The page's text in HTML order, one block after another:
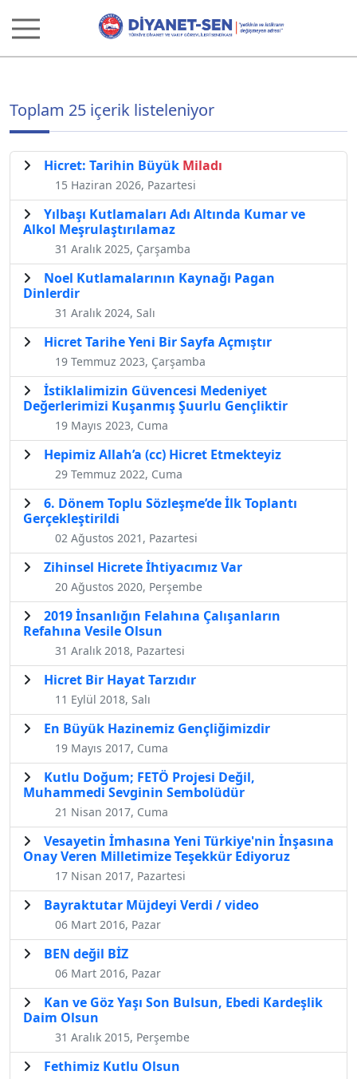
Toplam 25 içerik listeleniyor
Hicret: Tarihin Büyük Miladı
15 Haziran 2026, Pazartesi
Yılbaşı Kutlamaları Adı Altında Kumar ve
Alkol Meşrulaştırılamaz
31 Aralık 2025, Çarşamba
Noel Kutlamalarının Kaynağı Pagan
Dinlerdir
31 Aralık 2024, Salı
Hicret Tarihe Yeni Bir Sayfa Açmıştır
19 Temmuz 2023, Çarşamba
İstiklalimizin Güvencesi Medeniyet
Değerlerimizi Kuşanmış Şuurlu Gençliktir
19 Mayıs 2023, Cuma
Hepimiz Allah’a (cc) Hicret Etmekteyiz
29 Temmuz 2022, Cuma
6. Dönem Toplu Sözleşme’de İlk Toplantı
Gerçekleştirildi
02 Ağustos 2021, Pazartesi
Zihinsel Hicrete İhtiyacımız Var
20 Ağustos 2020, Perşembe
2019 İnsanlığın Felahına Çalışanların
Refahına Vesile Olsun
31 Aralık 2018, Pazartesi
Hicret Bir Hayat Tarzıdır
11 Eylül 2018, Salı
En Büyük Hazinemiz Gençliğimizdir
19 Mayıs 2017, Cuma
Kutlu Doğum; FETÖ Projesi Değil,
Muhammedi Sevginin Sembolüdür
21 Nisan 2017, Cuma
Vesayetin İmhasına Yeni Türkiye'nin İnşasına
Onay Veren Milletimize Teşekkür Ediyoruz
17 Nisan 2017, Pazartesi
Bayraktutar Müjdeyi Verdi / video
06 Mart 2016, Pazar
BEN değil BİZ
06 Mart 2016, Pazar
Kan ve Göz Yaşı Son Bulsun, Ebedi Kardeşlik
Daim Olsun
31 Aralık 2015, Perşembe
Fethimiz Kutlu Olsun